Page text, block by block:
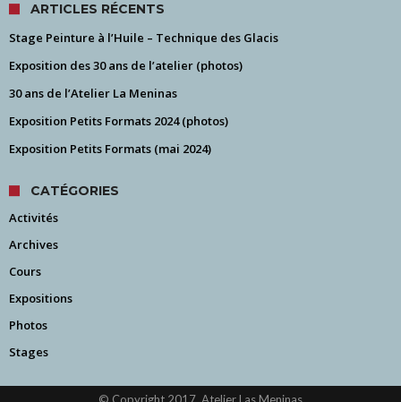
ARTICLES RÉCENTS
Stage Peinture à l’Huile – Technique des Glacis
Exposition des 30 ans de l’atelier (photos)
30 ans de l’Atelier La Meninas
Exposition Petits Formats 2024 (photos)
Exposition Petits Formats (mai 2024)
CATÉGORIES
Activités
Archives
Cours
Expositions
Photos
Stages